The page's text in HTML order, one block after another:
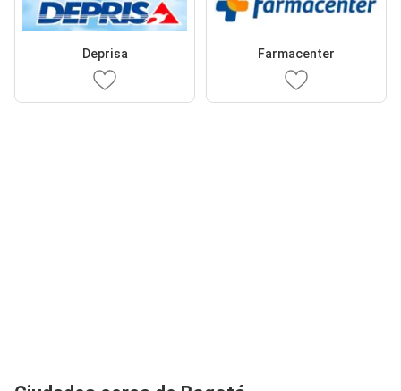
Deprisa Farmacenter